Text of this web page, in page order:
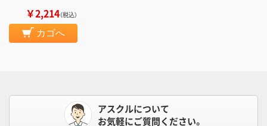
￥2,214（税込）
カゴへ
アスクルについて
お気軽にご質問ください。